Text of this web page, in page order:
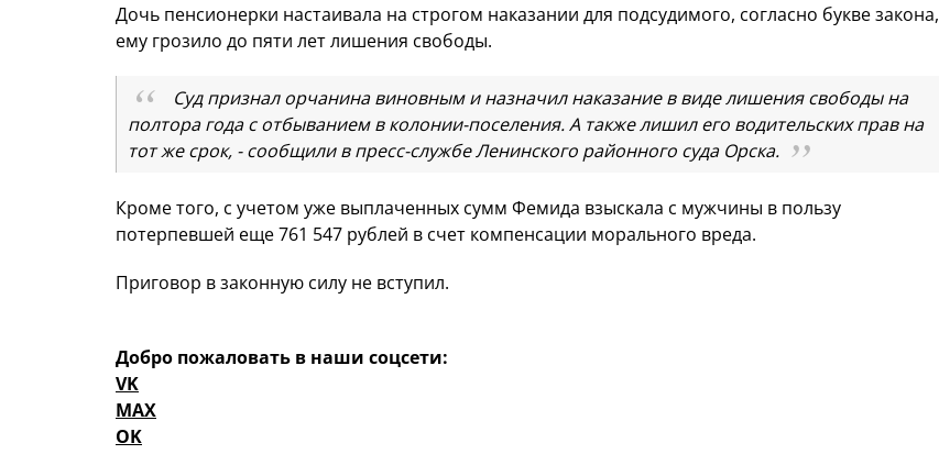
Дочь пенсионерки настаивала на строгом наказании для подсудимого, согласно букве закона,
ему грозило до пяти лет лишения свободы.
Суд признал орчанина виновным и назначил наказание в виде лишения свободы на
полтора года с отбыванием в колонии-поселения. А также лишил его водительских прав на
тот же срок, - сообщили в пресс-службе Ленинского районного суда Орска.
Кроме того, с учетом уже выплаченных сумм Фемида взыскала с мужчины в пользу
потерпевшей еще 761 547 рублей в счет компенсации морального вреда.
Приговор в законную силу не вступил.
Добро пожаловать в наши соцсети:
VK
MAX
OK